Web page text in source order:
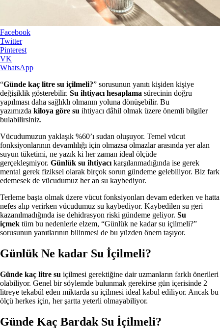
Facebook
Twitter
Pinterest
VK
WhatsApp
“Günde kaç litre su içilmeli?” sorusunun yanıtı kişiden kişiye
değişiklik gösterebilir. Su ihtiyacı hesaplama sürecinin doğru
yapılması daha sağlıklı olmanın yoluna dönüşebilir. Bu
yazımızda kiloya göre su ihtiyacı dâhil olmak üzere önemli bilgiler
bulabilirsiniz.
Vücudumuzun yaklaşık %60’ı sudan oluşuyor. Temel vücut
fonksiyonlarının devamlılığı için olmazsa olmazlar arasında yer alan
suyun tüketimi, ne yazık ki her zaman ideal ölçüde
gerçekleşmiyor. Günlük su ihtiyacı karşılanmadığında ise gerek
mental gerek fiziksel olarak birçok sorun gündeme gelebiliyor. Biz fark
edemesek de vücudumuz her an su kaybediyor.
Terleme başta olmak üzere vücut fonksiyonları devam ederken ve hatta
nefes alıp verirken vücudumuz su kaybediyor. Kaybedilen su geri
kazanılmadığında ise dehidrasyon riski gündeme geliyor. Su
içmek tüm bu nedenlerle elzem, “Günlük ne kadar su içilmeli?”
sorusunun yanıtlarının bilinmesi de bu yüzden önem taşıyor.
Günlük Ne kadar Su İçilmeli?
Günde kaç litre su içilmesi gerektiğine dair uzmanların farklı önerileri
olabiliyor. Genel bir söylemde bulunmak gerekirse gün içerisinde 2
litreye tekabül eden miktarda su içilmesi ideal kabul ediliyor. Ancak bu
ölçü herkes için, her şartta yeterli olmayabiliyor.
Günde Kaç Bardak Su İçilmeli?